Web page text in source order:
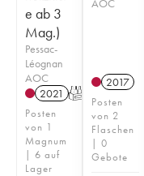
e ab 3
Mag.)
Pessac-
Léognan
AOC
2021 T
Posten
von 1
Magnum
| 6 auf
Lager
AOC
2017
Posten
von 2
Flaschen
| 0
Gebote